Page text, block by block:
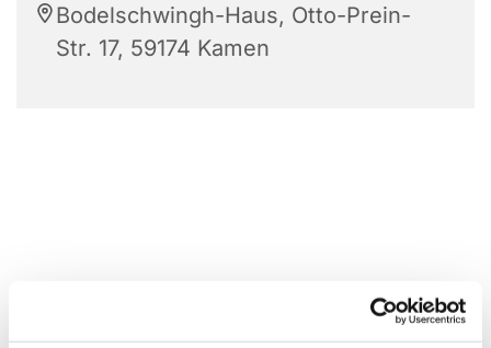
Bodelschwingh-Haus, Otto-Prein-
Str. 17, 59174 Kamen